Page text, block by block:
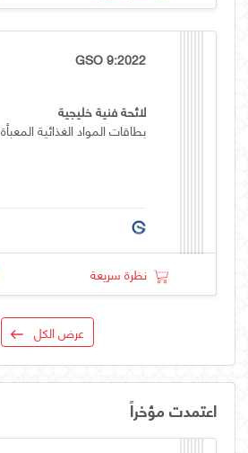
GSO 9:2022
لائحة فنية خليجية
بطاقات المواد الغذائية المعبأة
نظرة سريعة
عرض الكل
اعتمدت مؤخراً